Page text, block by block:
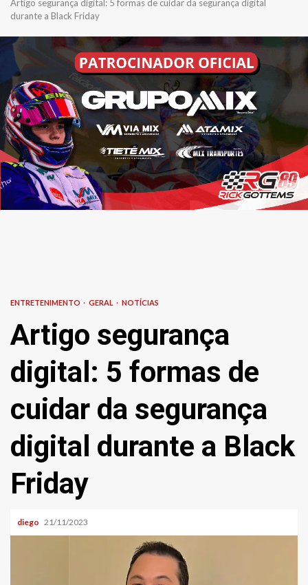
Artigo segurança digital: 5 formas de cuidar da segurança digital
durante a Black Friday
ENTRETENIMENTO GERAL NOTÍCIAS
Artigo segurança
digital: 5 formas de
cuidar da segurança
digital durante a Black
Friday
diego 21/11/2023